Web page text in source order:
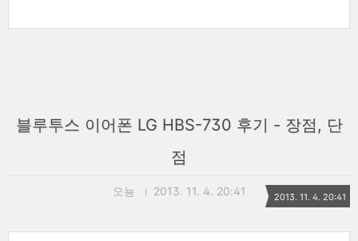
블루투스 이어폰 LG HBS-730 후기 - 장점, 단
점
오뇽 2013. 11. 4. 20:41 2013. 11. 4. 20:41